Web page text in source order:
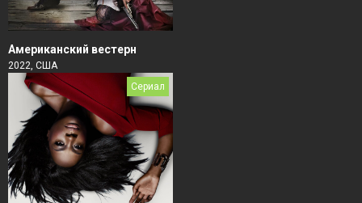
Американский вестерн
2022, США
Сериал